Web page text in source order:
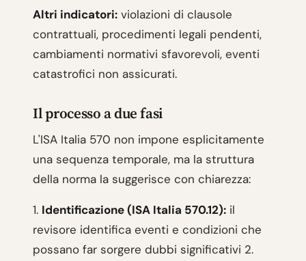
Altri indicatori: violazioni di clausole
contrattuali, procedimenti legali pendenti,
cambiamenti normativi sfavorevoli, eventi
catastrofici non assicurati.
Il processo a due fasi
L'ISA Italia 570 non impone esplicitamente
una sequenza temporale, ma la struttura
della norma la suggerisce con chiarezza:
1. Identificazione (ISA Italia 570.12): il
revisore identifica eventi e condizioni che
possano far sorgere dubbi significativi 2.